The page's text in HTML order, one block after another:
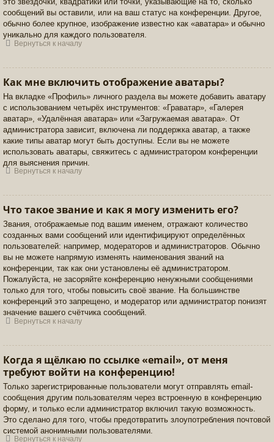
сообщений вы оставили, или на ваш статус на конференции. Другое,
обычно более крупное, изображение известно как «аватара» и обычно
уникально для каждого пользователя.
Вернуться к началу
Как мне включить отображение аватары?
На вкладке «Профиль» личного раздела вы можете добавить аватару
с использованием четырёх инструментов: «Граватар», «Галерея
аватар», «Удалённая аватара» или «Загружаемая аватара». От
администратора зависит, включена ли поддержка аватар, а также
какие типы аватар могут быть доступны. Если вы не можете
использовать аватары, свяжитесь с администратором конференции
для выяснения причин.
Вернуться к началу
Что такое звание и как я могу изменить его?
Звания, отображаемые под вашим именем, отражают количество
созданных вами сообщений или идентифицируют определённых
пользователей: например, модераторов и администраторов. Обычно
вы не можете напрямую изменять наименования званий на
конференции, так как они установлены её администратором.
Пожалуйста, не засоряйте конференцию ненужными сообщениями
только для того, чтобы повысить своё звание. На большинстве
конференций это запрещено, и модератор или администратор понизят
значение вашего счётчика сообщений.
Вернуться к началу
Когда я щёлкаю по ссылке «email», от меня
требуют войти на конференцию!
Только зарегистрированные пользователи могут отправлять email-
сообщения другим пользователям через встроенную в конференцию
форму, и только если администратор включил такую возможность.
Это сделано для того, чтобы предотвратить злоупотребления почтовой
системой анонимными пользователями.
Вернуться к началу